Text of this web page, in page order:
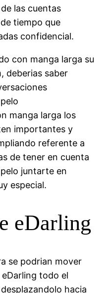
las cuentas
tiempo que
confidencial.
con manga larga su
deberias saber
manga larga los
importantes y
referente a
de tener en cuenta
juntarte en
especial.
eDarling
se podri­an mover
todo el
hacia